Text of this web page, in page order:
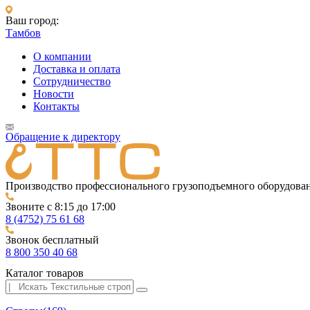
Ваш город:
Тамбов
О компании
Доставка и оплата
Сотрудничество
Новости
Контакты
Обращение к директору
Производство профессионального грузоподъемного
Звоните с 8:15 до 17:00
8 (4752) 75 61 68
Звонок бесплатный
8 800 350 40 68
Каталог товаров